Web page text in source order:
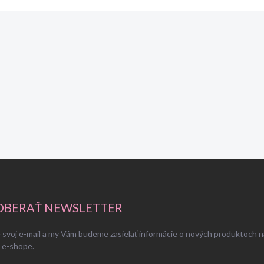
NEWSLETTER
e-mail a my Vám budeme zasielať informácie o nových produktoch
e-shope.